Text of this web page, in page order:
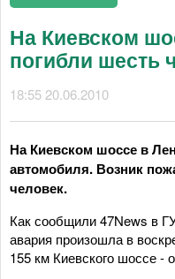
На Киевском
погибли шесть
18:55 20.06.2010
На Киевском шоссе в
автомобиля. Возник
человек.
Как сообщили 47News в
авария произошла в
155 км Киевского шоссе -